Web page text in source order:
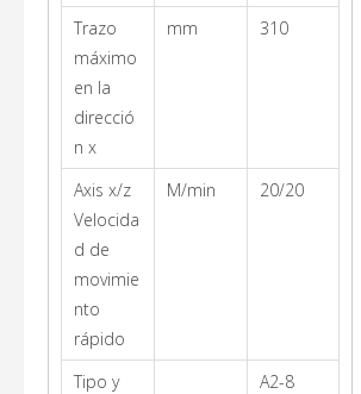
Trazo
máximo
en la
direcció
n x
mm 310
Axis x/z
Velocida
d de
movimie
nto
rápido
M/min 20/20
Tipo y
A2-8